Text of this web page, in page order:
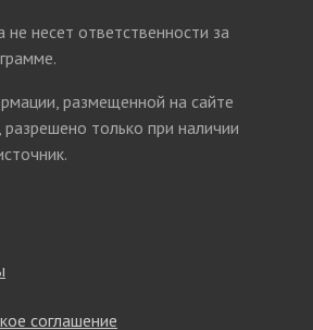
несет ответственности за
размещенной на сайте
, разрешено только при наличии
соглашение